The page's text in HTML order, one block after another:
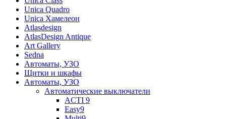
Unica Quadro
Unica Хамелеон
Atlasdesign
AtlasDesign Antique
Art Gallery
Sedna
Автоматы, УЗО
Щитки и шкафы
Автоматы, УЗО
Автоматические выключатели
ACTI 9
Easy9